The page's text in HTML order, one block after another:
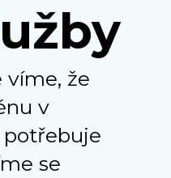
že
v
se